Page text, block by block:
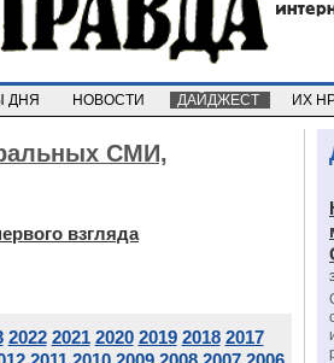
ДНЯ НОВОСТИ ДАЙДЖЕСТ ИХ
СМИ,
взгляда
2022 2021 2020 2019 2018 2017